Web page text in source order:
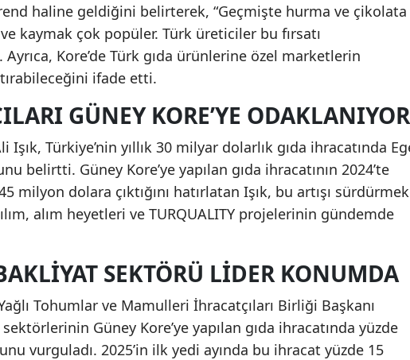
haline geldiğini belirterek, “Geçmişte hurma ve çikolata
kaymak çok popüler. Türk üreticiler bu fırsatı
Kore’de Türk gıda ürünlerine özel marketlerin
ifade etti.
GÜNEY KORE’YE ODAKLANIYOR
Işık, Türkiye’nin yıllık 30 milyar dolarlık gıda ihracatında
belirtti. Güney Kore’ye yapılan gıda ihracatının 2024’te
milyon dolara çıktığını hatırlatan Işık, bu artışı sürdürmek
alım heyetleri ve TURQUALITY projelerinin gündemde
SEKTÖRÜ LIDER KONUMDA
Tohumlar ve Mamulleri İhracatçıları Birliği Başkanı
Güney Kore’ye yapılan gıda ihracatında yüzde
vurguladı. 2025’in ilk yedi ayında bu ihracat yüzde 15